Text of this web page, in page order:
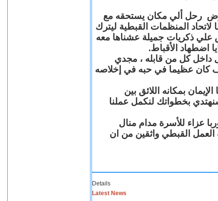
رحل ألي مكان يستحقه مع
المنظمات القبطية ليترك
علي ذكريات جميلة عشناها معه
اضطهاد الأقباط.
داخل كل من قابله ، مجدي
عظيما في حبه في إخلاصه
بمكانه اللائق بين
بخطواتك لنكمل عملنا
عزاء للأسرة مدام منال
العمل القبطي واثقين من ان
Details
Latest News